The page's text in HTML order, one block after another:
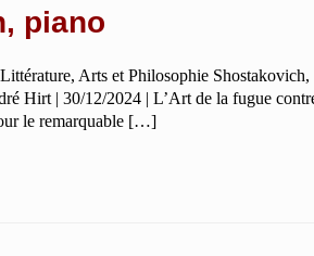
piano
Arts et Philosophie
Hirt | 30/12/2024 | L’Art de la fugue
le remarquable […]